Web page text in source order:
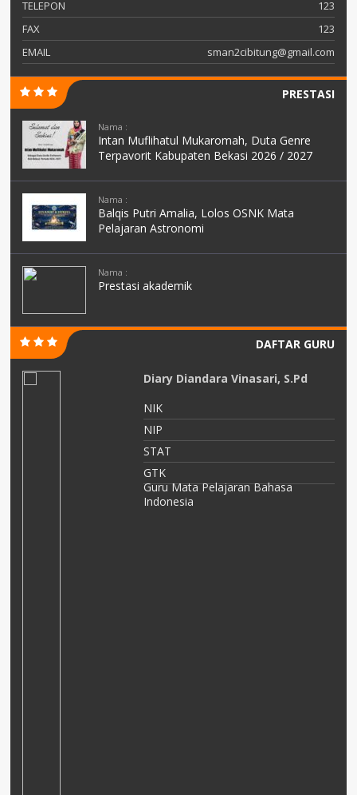
TELEPON
123
FAX
123
EMAIL
sman2cibitung@gmail.com
PRESTASI
Nama :
Intan Muflihatul Mukaromah, Duta Genre
Terpavorit Kabupaten Bekasi 2026 / 2027
Nama :
Balqis Putri Amalia, Lolos OSNK Mata
Pelajaran Astronomi
Nama :
Prestasi akademik
DAFTAR GURU
Dita Pertiwi Supendi, S.Pd
NIK
NIP
STAT
GTK